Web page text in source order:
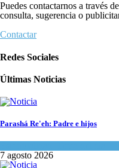
Puedes contactarnos a través
consulta, sugerencia o
Contactar
Redes Sociales
Últimas Noticias
Parashá Re'eh: Padre e hijos
7 agosto 2026